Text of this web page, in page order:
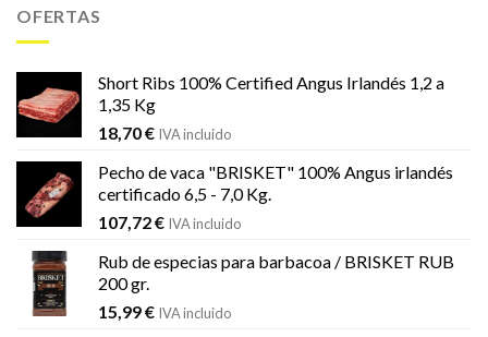
OFERTAS
Short Ribs 100% Certified Angus Irlandés 1,2 a
1,35 Kg
18,70€ IVA incluido
Pecho de vaca "BRISKET" 100% Angus irlandés
certificado 6,5 - 7,0 Kg.
107,72€ IVA incluido
Rub de especias para barbacoa / BRISKET RUB
200 gr.
15,99€ IVA incluido